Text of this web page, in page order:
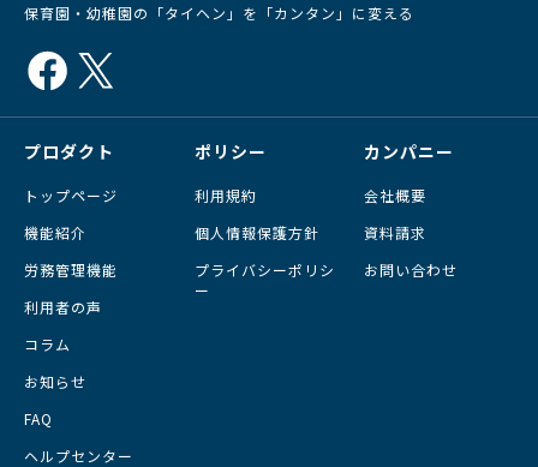
保育園・幼稚園の「タイヘン」を「カンタン」に変える
プロダクト
トップページ
機能紹介
労務管理機能
利用者の声
コラム
お知らせ
FAQ
ヘルプセンター
ポリシー
利用規約
個人情報保護方針
プライバシーポリシ
ー
カンパニー
会社概要
資料請求
お問い合わせ